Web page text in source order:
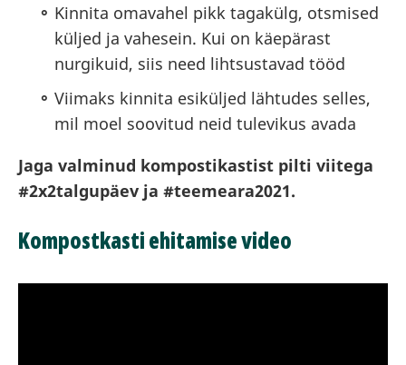
Kinnita omavahel pikk tagakülg, otsmised
küljed ja vahesein. Kui on käepärast
nurgikuid, siis need lihtsustavad tööd
Viimaks kinnita esiküljed lähtudes selles,
mil moel soovitud neid tulevikus avada
Jaga valminud kompostikastist pilti viitega
#2x2talgupäev ja #teemeara2021.
Kompostkasti ehitamise video